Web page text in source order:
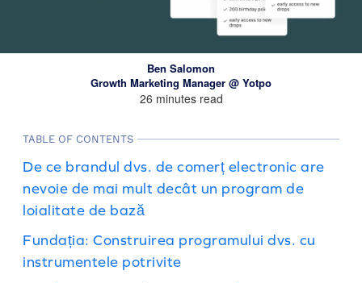
Ben Salomon
Growth Marketing Manager @ Yotpo
26 minutes read
TABLE OF CONTENTS
De ce brandul dvs. de comerț electronic are
nevoie de mai mult decât un program de
loialitate de bază
Fundația: Construirea programului dvs. cu
instrumentele potrivite